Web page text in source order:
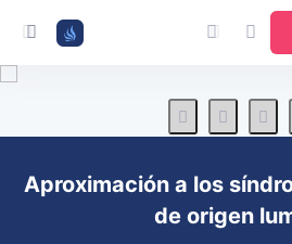
Aproximación a los
de origen